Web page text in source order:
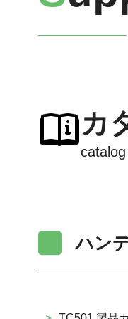
カ
ハン